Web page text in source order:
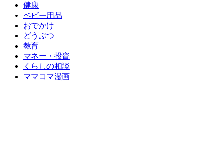
健康
ベビー用品
おでかけ
どうぶつ
教育
マネー・投資
くらしの相談
ママコマ漫画